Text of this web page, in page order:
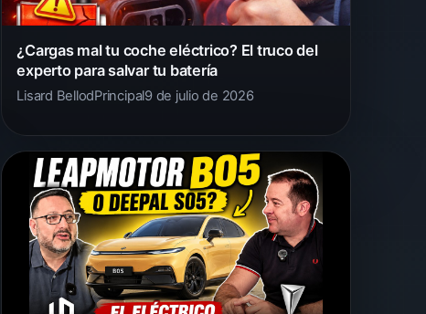
¿Cargas mal tu coche eléctrico? El truco del
experto para salvar tu batería
Lisard BellodPrincipal9 de julio de 2026